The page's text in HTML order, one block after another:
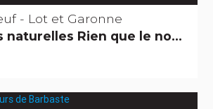
- Lot et Garonne
Rien que le nom m'amuse...